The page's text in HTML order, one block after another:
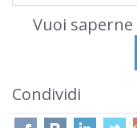
Vuoi
Condividi